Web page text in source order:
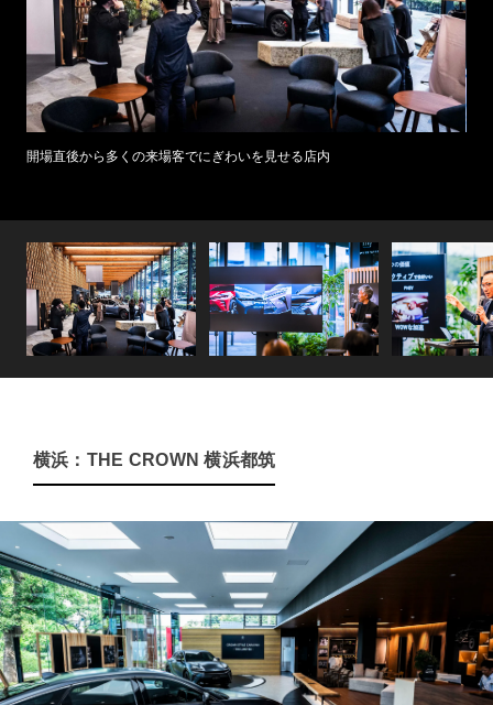
開場直後から多くの来場客でにぎわいを見せる店内
横浜：THE CROWN 横浜都筑